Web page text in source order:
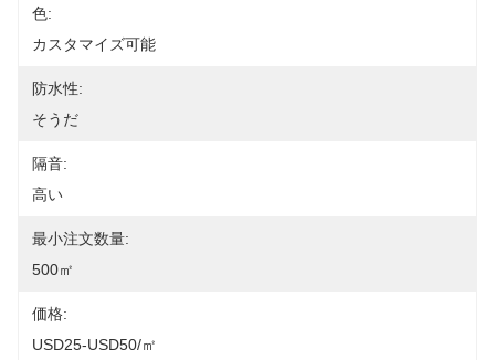
色:
カスタマイズ可能
防水性:
そうだ
隔音:
高い
最小注文数量:
500㎡
価格:
USD25-USD50/㎡